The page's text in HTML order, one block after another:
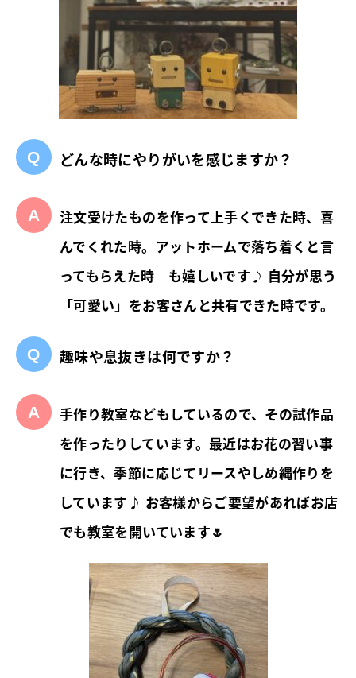
どんな時にやりがいを感じますか？
注文受けたものを作って上手くできた時、喜
んでくれた時。アットホームで落ち着くと言
ってもらえた時 も嬉しいです♪ 自分が思う
「可愛い」をお客さんと共有できた時です。
趣味や息抜きは何ですか？
手作り教室などもしているので、その試作品
を作ったりしています。最近はお花の習い事
に行き、季節に応じてリースやしめ縄作りを
しています♪ お客様からご要望があればお店
でも教室を開いています🌷